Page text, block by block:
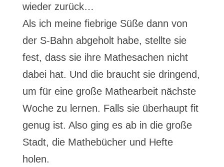
wieder zurück…
Als ich meine fiebrige Süße dann von
der S-Bahn abgeholt habe, stellte sie
fest, dass sie ihre Mathesachen nicht
dabei hat. Und die braucht sie dringend,
um für eine große Mathearbeit nächste
Woche zu lernen. Falls sie überhaupt fit
genug ist. Also ging es ab in die große
Stadt, die Mathebücher und Hefte
holen.